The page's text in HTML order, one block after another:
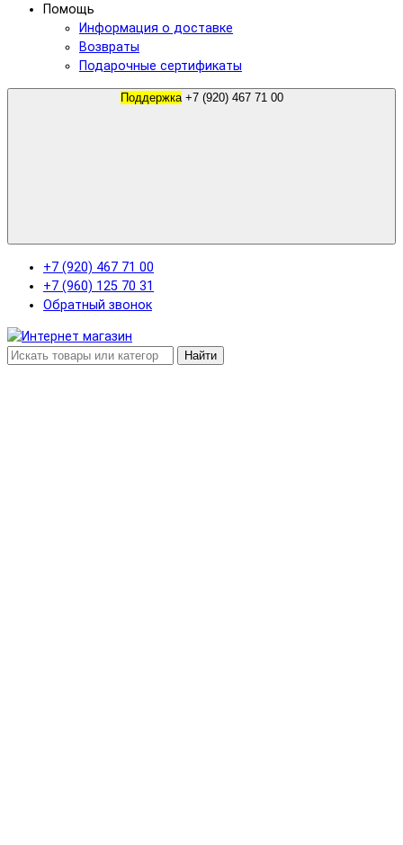
Помощь
Информация о доставке
Возвраты
Подарочные сертификаты
Поддержка +7 (920) 467 71 00
+7 (920) 467 71 00
+7 (960) 125 70 31
Обратный звонок
Найти